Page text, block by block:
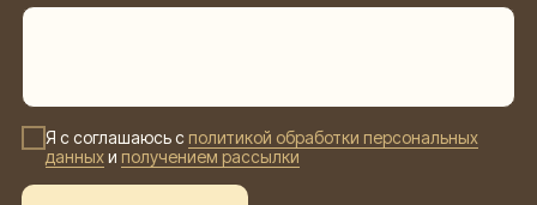
Я с соглашаюсь с политикой обработки персональных
данныхи получением рассылки